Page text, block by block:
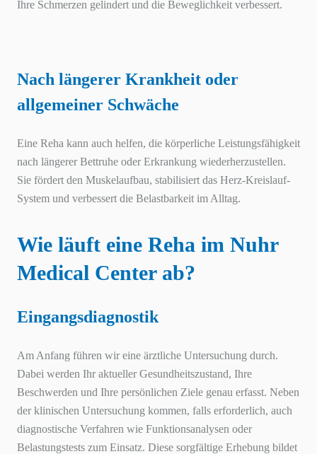
Ihre Schmerzen gelindert und die Beweglichkeit verbessert.
Nach längerer Krankheit oder
allgemeiner Schwäche
Eine Reha kann auch helfen, die körperliche Leistungsfähigkeit
nach längerer Bettruhe oder Erkrankung wiederherzustellen.
Sie fördert den Muskelaufbau, stabilisiert das Herz-Kreislauf-
System und verbessert die Belastbarkeit im Alltag.
Wie läuft eine Reha im Nuhr
Medical Center ab?
Eingangsdiagnostik
Am Anfang führen wir eine ärztliche Untersuchung durch.
Dabei werden Ihr aktueller Gesundheitszustand, Ihre
Beschwerden und Ihre persönlichen Ziele genau erfasst. Neben
der klinischen Untersuchung kommen, falls erforderlich, auch
diagnostische Verfahren wie Funktionsanalysen oder
Belastungstests zum Einsatz. Diese sorgfältige Erhebung bildet